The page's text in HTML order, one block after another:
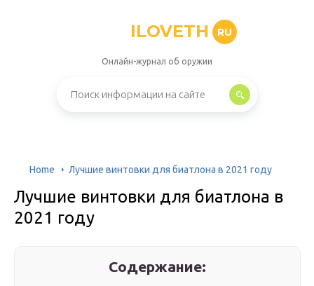
ILOVETH RU
Онлайн-журнал об оружии
Home Лучшие винтовки для биатлона в 2021 году
Лучшие винтовки для биатлона в
2021 году
Содержание: